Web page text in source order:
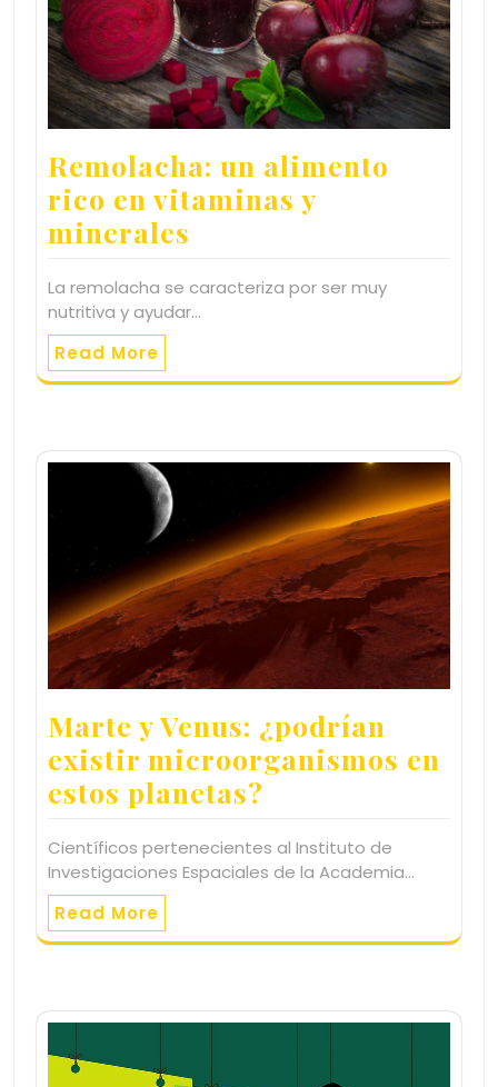
Remolacha: un alimento
rico en vitaminas y
minerales
La remolacha se caracteriza por ser muy
nutritiva y ayudar…
Read More
Marte y Venus: ¿podrían
existir microorganismos en
estos planetas?
Científicos pertenecientes al Instituto de
Investigaciones Espaciales de la Academia…
Read More